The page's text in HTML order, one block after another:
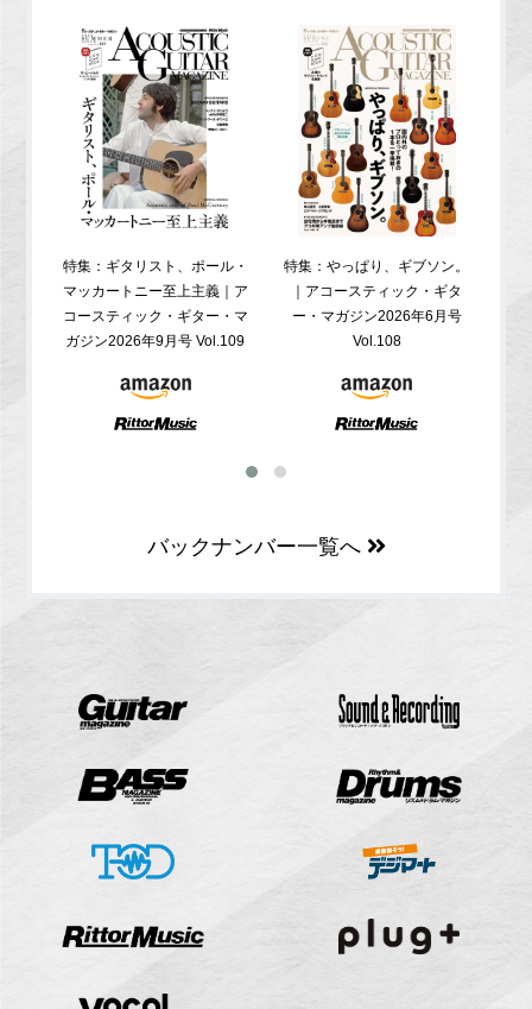
特集：ギタリスト、ポール・
マッカートニー至上主義｜ア
コースティック・ギター・マ
ガジン2026年9月号 Vol.109
特集：やっぱり、ギブソン。
｜アコースティック・ギタ
ー・マガジン2026年6月号
Vol.108
バックナンバー一覧へ